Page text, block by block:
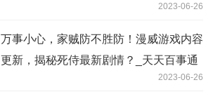
2023-06-26
万事小心，家贼防不胜防！漫威游戏内容
更新，揭秘死侍最新剧情？_天天百事通
2023-06-26